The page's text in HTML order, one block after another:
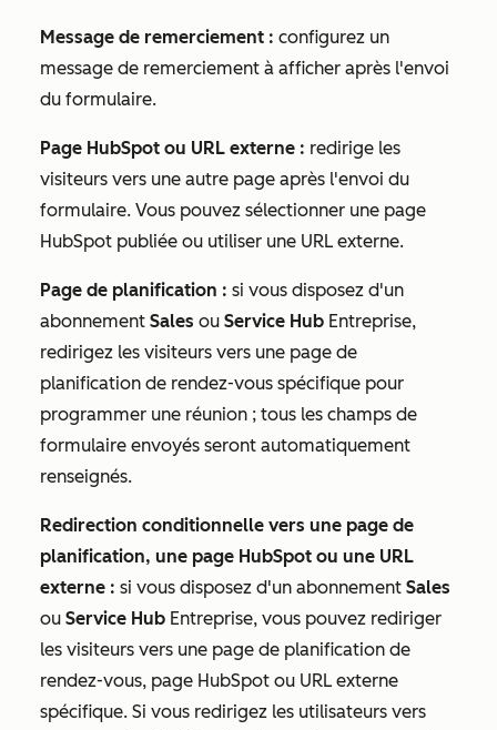
Message de remerciement : configurez un
message de remerciement à afficher après l'envoi
du formulaire.
Page HubSpot ou URL externe : redirige les
visiteurs vers une autre page après l'envoi du
formulaire. Vous pouvez sélectionner une page
HubSpot publiée ou utiliser une URL externe.
Page de planification : si vous disposez d'un
abonnement Sales ou Service Hub Entreprise,
redirigez les visiteurs vers une page de
planification de rendez-vous spécifique pour
programmer une réunion ; tous les champs de
formulaire envoyés seront automatiquement
renseignés.
Redirection conditionnelle vers une page de
planification, une page HubSpot ou une URL
externe : si vous disposez d'un abonnement Sales
ou Service Hub Entreprise, vous pouvez rediriger
les visiteurs vers une page de planification de
rendez-vous, page HubSpot ou URL externe
spécifique. Si vous redirigez les utilisateurs vers